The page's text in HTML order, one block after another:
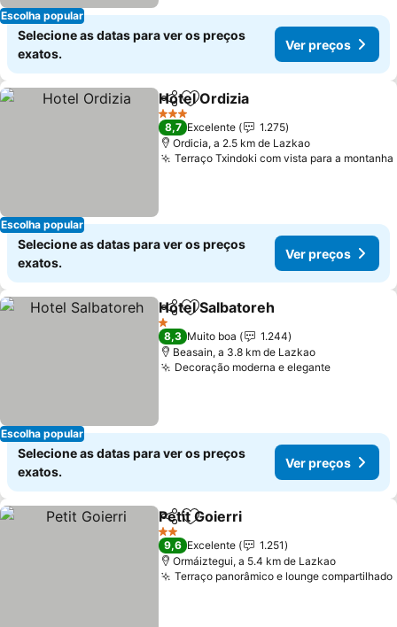
Escolha popular
Selecione as datas para ver os preços
exatos.
Ver preços
Escolha popular
PartilharAdicionar aos favoritos
Hotel Ordizia
3 Estrelas
8,7 Excelente
1.275
Ordicia, a 2.5 km de Lazkao
Terraço Txindoki com vista para a montanha
Selecione as datas para ver os preços
exatos.
Ver preços
Escolha popular
PartilharAdicionar aos favoritos
Hotel Salbatoreh
1 Estrelas
8,3 Muito boa
1.244
Beasain, a 3.8 km de Lazkao
Decoração moderna e elegante
Selecione as datas para ver os preços
exatos.
Ver preços
PartilharAdicionar aos favoritos
Petit Goierri
2 Estrelas
9,6 Excelente
1.251
Ormáiztegui, a 5.4 km de Lazkao
Terraço panorâmico e lounge compartilhado